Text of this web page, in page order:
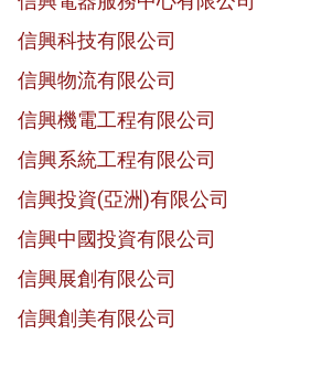
信興科技有限公司
信興物流有限公司
信興機電工程有限公司
信興系統工程有限公司
信興投資(亞洲)有限公司
信興中國投資有限公司
信興展創有限公司
信興創美有限公司